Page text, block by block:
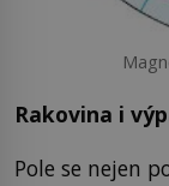
Rakovina i
Pole se nejen